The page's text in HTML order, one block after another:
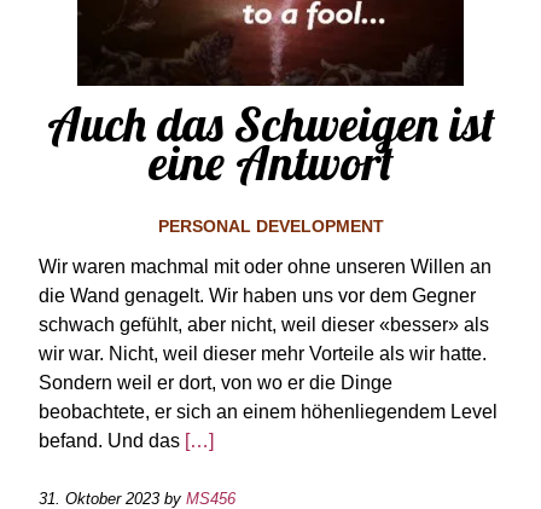
Auch das Schweigen ist
eine Antwort
PERSONAL DEVELOPMENT
Wir waren machmal mit oder ohne unseren Willen an
die Wand genagelt. Wir haben uns vor dem Gegner
schwach gefühlt, aber nicht, weil dieser «besser» als
wir war. Nicht, weil dieser mehr Vorteile als wir hatte.
Sondern weil er dort, von wo er die Dinge
beobachtete, er sich an einem höhenliegendem Level
befand. Und das […]
31. Oktober 2023 by MS456